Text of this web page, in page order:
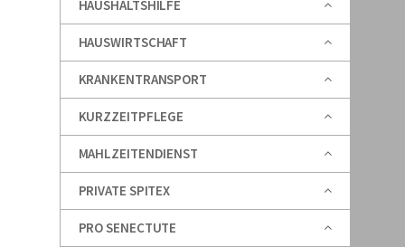
HAUSHALTSHILFE
HAUSWIRTSCHAFT
KRANKENTRANSPORT
KURZZEITPFLEGE
MAHLZEITENDIENST
PRIVATE SPITEX
PRO SENECTUTE